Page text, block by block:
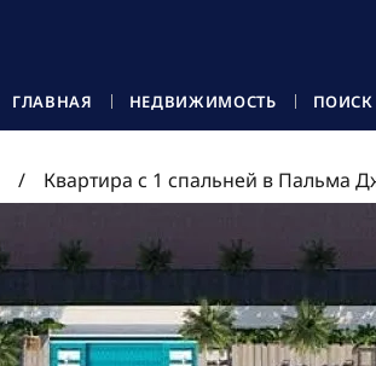
ГЛАВНАЯ НЕДВИЖИМОСТЬ ПОИСК
Квартира с 1 спальней в Пальма